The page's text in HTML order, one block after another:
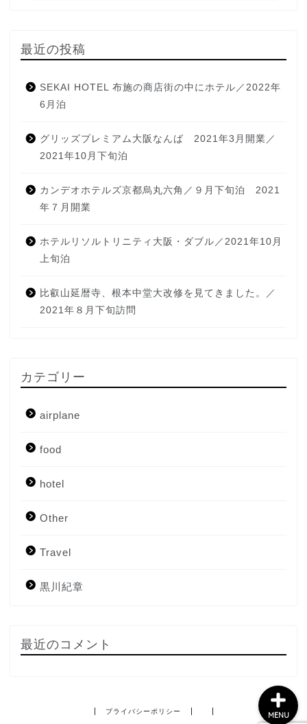
最近の投稿
SEKAI HOTEL 布施の商店街の中にホテル／2022年
6月泊
グリッズプレミアム大阪なんば 2021年3月開業／
2021年10月下旬泊
カンデオホテルズ京都烏丸六角／９月下旬泊 2021
年７月開業
ホテルリソルトリニティ大阪・ダブル／2021年10月
上旬泊
比叡山延暦寺、根本中堂大改修を見てきました。／
2021年８月下旬訪問
カテゴリー
airplane
food
hotel
Other
Travel
黒川紀章
最近のコメント
プライバシーポリシー MENU